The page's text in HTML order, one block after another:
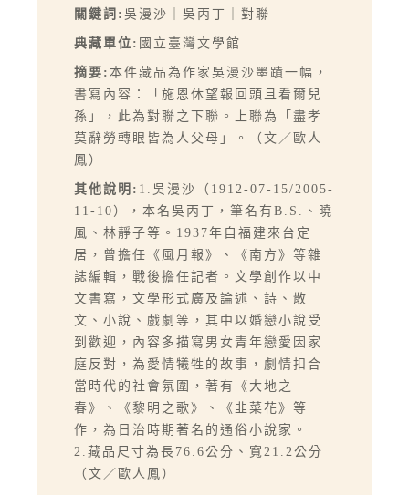
關鍵詞: 吳漫沙｜吳丙丁｜對聯
典藏單位: 國立臺灣文學館
摘要: 本件藏品為作家吳漫沙墨蹟一幅，
書寫內容：「施恩休望報回頭且看爾兒
孫」，此為對聯之下聯。上聯為「盡孝
莫辭勞轉眼皆為人父母」。（文／歐人
鳳）
其他說明: 1.吳漫沙（1912-07-15/2005-
11-10），本名吳丙丁，筆名有B.S.、曉
風、林靜子等。1937年自福建來台定
居，曾擔任《風月報》、《南方》等雜
誌編輯，戰後擔任記者。文學創作以中
文書寫，文學形式廣及論述、詩、散
文、小說、戲劇等，其中以婚戀小說受
到歡迎，內容多描寫男女青年戀愛因家
庭反對，為愛情犧牲的故事，劇情扣合
當時代的社會氛圍，著有《大地之
春》、《黎明之歌》、《韭菜花》等
作，為日治時期著名的通俗小說家。
2.藏品尺寸為長76.6公分、寬21.2公分
（文／歐人鳳）